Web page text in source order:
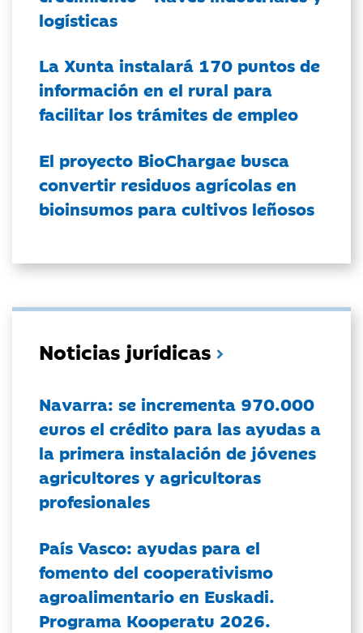
logísticas
La Xunta instalará 170 puntos de
información en el rural para
facilitar los trámites de empleo
El proyecto BioChargae busca
convertir residuos agrícolas en
bioinsumos para cultivos leñosos
Noticias jurídicas
Navarra: se incrementa 970.000
euros el crédito para las ayudas a
la primera instalación de jóvenes
agricultores y agricultoras
profesionales
País Vasco: ayudas para el
fomento del cooperativismo
agroalimentario en Euskadi.
Programa Kooperatu 2026.